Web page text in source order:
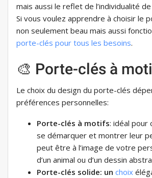
mais aussi le reflet de l’individualité
Si vous voulez apprendre à choisir le
non seulement beau mais aussi
porte-clés pour tous les besoins.
🎨 Porte-clés à
Le choix du design du porte-clés
préférences personnelles:
Porte-clés à motifs: idéal pour
se démarquer et montrer leur
peut être à l’image de votre
d’un animal ou d’un dessin
Porte-clés solide: un choix